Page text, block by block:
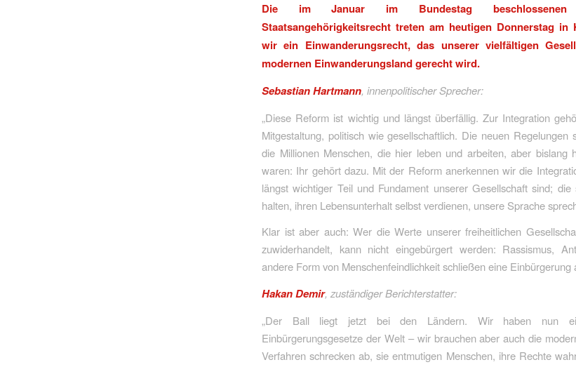
Die im Januar im Bundestag beschlossenen
Staatsangehörigkeitsrecht treten am heutigen Donnerstag in
wir ein Einwanderungsrecht, das unserer vielfältigen
modernen Einwanderungsland gerecht wird.
Sebastian Hartmann, innenpolitischer Sprecher:
„Diese Reform ist wichtig und längst überfällig. Zur Integration
Mitgestaltung, politisch wie gesellschaftlich. Die neuen Regelungen
die Millionen Menschen, die hier leben und arbeiten, aber bislang
waren: Ihr gehört dazu. Mit der Reform anerkennen wir die
längst wichtiger Teil und Fundament unserer Gesellschaft sind;
halten, ihren Lebensunterhalt selbst verdienen, unsere Sprache
Klar ist aber auch: Wer die Werte unserer freiheitlichen
zuwiderhandelt, kann nicht eingebürgert werden: Rassismus,
andere Form von Menschenfeindlichkeit schließen eine Einbürgerung
Hakan Demir, zuständiger Berichterstatter:
„Der Ball liegt jetzt bei den Ländern. Wir haben nun
Einbürgerungsgesetze der Welt – wir brauchen aber auch die
Verfahren schrecken ab, sie entmutigen Menschen, ihre Rechte